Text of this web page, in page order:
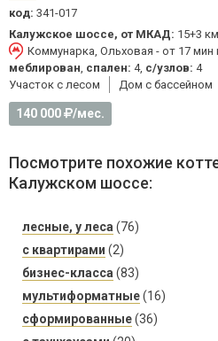
код: 341-017
Калужское шоссе, от МКАД: 15+3 км
Коммунарка, Ольховая - от 17 мин
меблирован спален: 4, с/узлов: 4
Участок с лесом
Дом с бассейном
140 000 /мес.
Посмотрите похожие
Калужском шоссе:
лесные, у леса (76)
с квартирами (2)
бизнес-класса (83)
мультиформатные(16)
сформированные(36)